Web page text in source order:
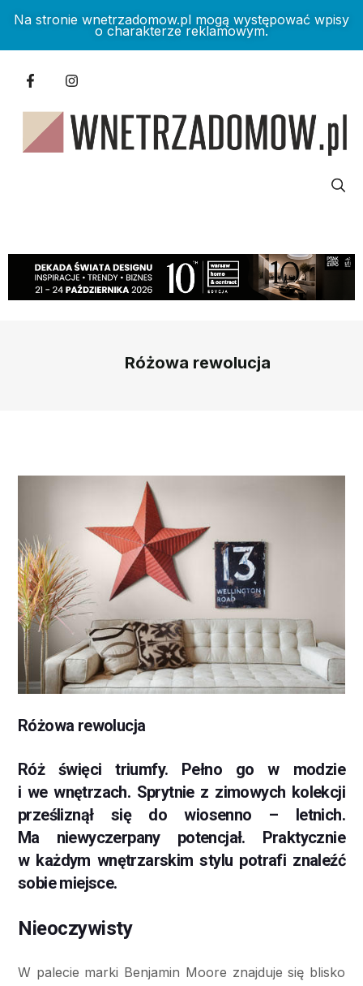
Na stronie wnetrzadomow.pl mogą występować wpisy
o charakterze reklamowym.
Różowa rewolucja
Różowa rewolucja
Róż święci triumfy. Pełno go w modzie
i we wnętrzach. Sprytnie z zimowych kolekcji
prześliznął się do wiosenno – letnich.
Ma niewyczerpany potencjał. Praktycznie
w każdym wnętrzarskim stylu potrafi znaleźć
sobie miejsce.
Nieoczywisty
W palecie marki Benjamin Moore znajduje się blisko